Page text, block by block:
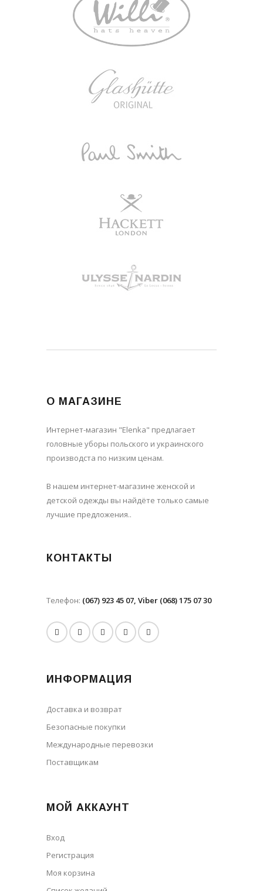
О МАГАЗИНЕ
Интернет-магазин "Elenka" предлагает
головные уборы польского и украинского
производста по низким ценам.
В нашем интернет-магазине женской и
детской одежды вы найдёте только самые
лучшие предложения..
КОНТАКТЫ
Телефон: (067) 923 45 07, Viber (068) 175 07 30
ИНФОРМАЦИЯ
Доставка и возврат
Безопасные покупки
Международные перевозки
Поставщикам
МОЙ АККАУНТ
Вход
Регистрация
Моя корзина